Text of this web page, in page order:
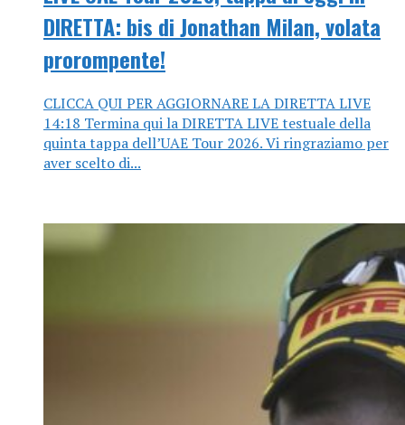
DIRETTA: bis di Jonathan Milan, volata
prorompente!
CLICCA QUI PER AGGIORNARE LA DIRETTA LIVE
14:18 Termina qui la DIRETTA LIVE testuale della
quinta tappa dell’UAE Tour 2026. Vi ringraziamo per
aver scelto di...